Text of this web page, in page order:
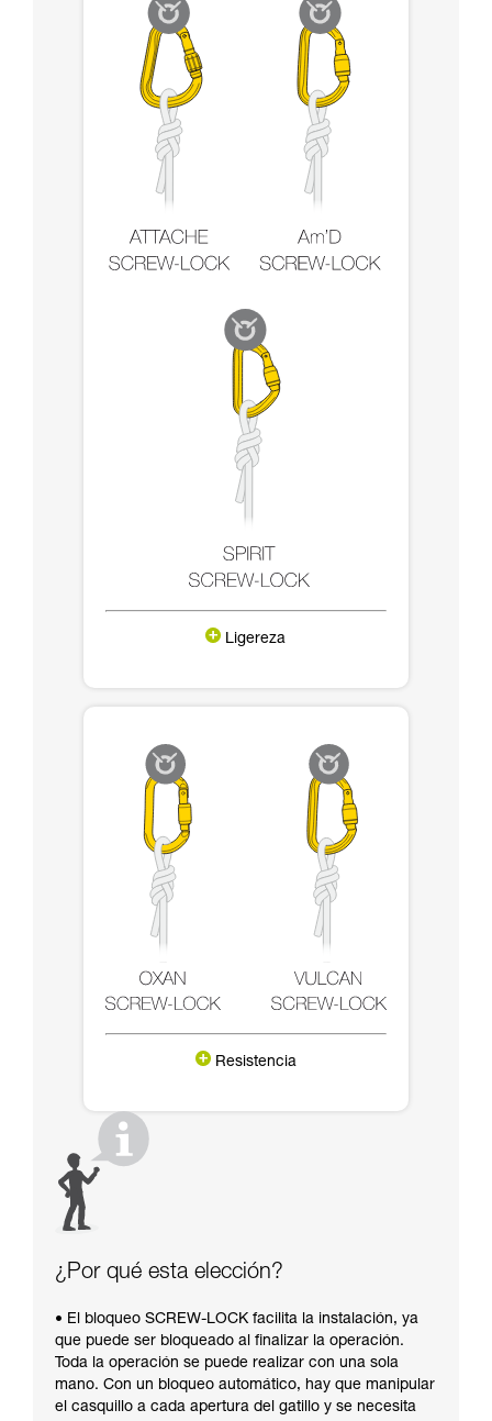
Ligereza
Resistencia
¿Por qué esta elección?
• El bloqueo SCREW-LOCK facilita la instalación, ya
que puede ser bloqueado al finalizar la operación.
Toda la operación se puede realizar con una sola
mano. Con un bloqueo automático, hay que manipular
el casquillo a cada apertura del gatillo y se necesita